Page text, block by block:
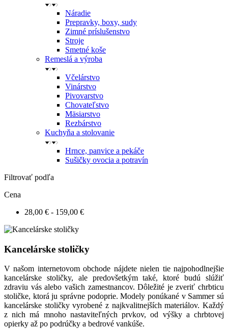
Náradie
Prepravky, boxy, sudy
Zimné príslušenstvo
Stroje
Smetné koše
Remeslá a výroba
Včelárstvo
Vinárstvo
Pivovarstvo
Chovateľstvo
Mäsiarstvo
Rezbárstvo
Kuchyňa a stolovanie
Hrnce, panvice a pekáče
Sušičky ovocia a potravín
Filtrovať podľa
Cena
28,00 € - 159,00 €
Kancelárske stoličky
V našom internetovom obchode nájdete nielen tie najpohodlnejšie
kancelárske stoličky, ale predovšetkým také, ktoré budú slúžiť
zdraviu vás alebo vašich zamestnancov. Dôležité je zveriť chrbticu
stoličke, ktorá ju správne podoprie. Modely ponúkané v Sammer sú
kancelárske stoličky vyrobené z najkvalitnejších materiálov. Každý
z nich má mnoho nastaviteľných prvkov, od výšky a chrbtovej
opierky až po podrúčky a bedrové vankúše.